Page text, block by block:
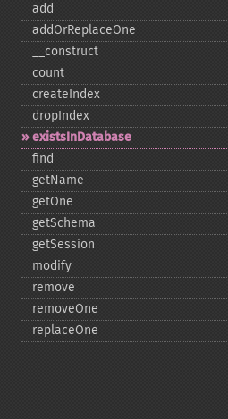
add
addOrReplaceOne
_​_​construct
count
createIndex
dropIndex
existsInDatabase
find
getName
getOne
getSchema
getSession
modify
remove
removeOne
replaceOne